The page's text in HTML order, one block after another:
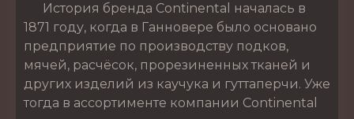
История бренда Continental началась в
1871 году, когда в Ганновере было основано
предприятие по производству подков,
мячей, расчёсок, прорезиненных тканей и
других изделий из каучука и гуттаперчи. Уже
тогда в ассортименте компании Continental